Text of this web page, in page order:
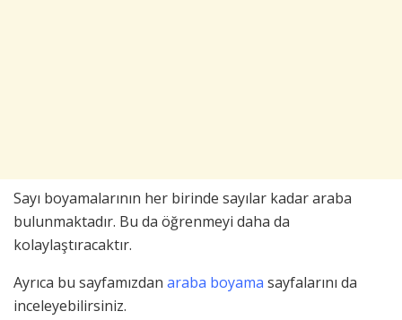
Sayı boyamalarının her birinde sayılar kadar araba
bulunmaktadır. Bu da öğrenmeyi daha da
kolaylaştıracaktır.
Ayrıca bu sayfamızdan araba boyama sayfalarını da
inceleyebilirsiniz.